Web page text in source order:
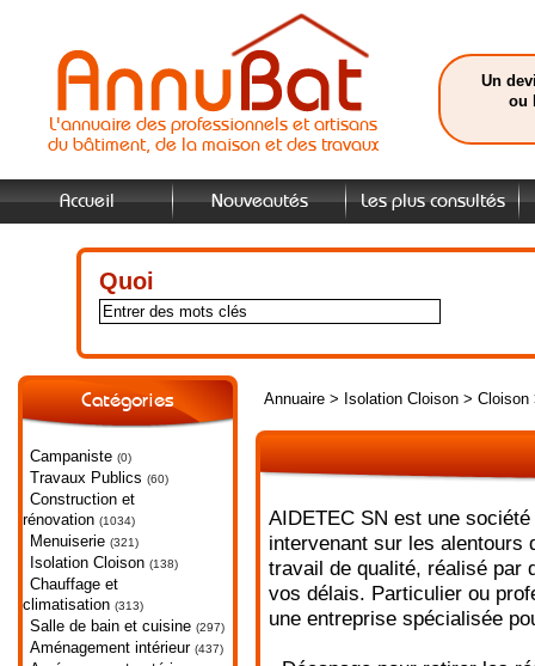
L'annuaire des professionnels et artisans
du bâtiment, de la maison et des travaux
Un
ou
Accueil Nouveautés Les plus consultés
Quoi
Catégories
Campaniste (0)
Travaux Publics (60)
Construction et
rénovation (1034)
Menuiserie (321)
Isolation Cloison (138)
Chauffage et
climatisation (313)
Salle de bain et cuisine (297)
Aménagement intérieur (437)
Annuaire > Isolation Cloison > Cloison
AIDETEC SN est une
intervenant sur les alentours
travail de qualité, réalisé par
vos délais. Particulier ou
une entreprise spécialisée